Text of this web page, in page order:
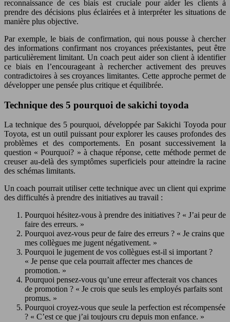
reconnaissance de ces biais est cruciale pour aider les clients à
prendre des décisions plus éclairées et à interpréter les situations de
manière plus objective.
Par exemple, le biais de confirmation, qui nous pousse à chercher
des informations confirmant nos croyances préexistantes, peut être
particulièrement limitant. Un coach peut aider son client à identifier
ce biais en l’encourageant à rechercher activement des preuves
contradictoires à ses croyances limitantes. Cette approche permet de
développer une pensée plus critique et équilibrée.
Technique des 5 pourquoi de sakichi toyoda
La technique des 5 pourquoi, développée par Sakichi Toyoda pour
Toyota, est un outil puissant pour explorer les causes profondes des
problèmes et des comportements. En posant successivement la
question « Pourquoi? » à chaque réponse, cette méthode permet de
creuser au-delà des symptômes superficiels pour atteindre la racine
des schémas limitants.
Un coach pourrait utiliser cette technique avec un client qui exprime
des difficultés à prendre des initiatives au travail :
Pourquoi hésitez-vous à prendre des initiatives ? « J’ai peur de
faire des erreurs. »
Pourquoi avez-vous peur de faire des erreurs ? « Je crains que
mes collègues me jugent négativement. »
Pourquoi le jugement de vos collègues est-il si important ?
« Je pense que cela pourrait affecter mes chances de
promotion. »
Pourquoi pensez-vous qu’une erreur affecterait vos chances
de promotion ? « Je crois que seuls les employés parfaits sont
promus. »
Pourquoi croyez-vous que seule la perfection est récompensée
? « C’est ce que j’ai toujours cru depuis mon enfance. »